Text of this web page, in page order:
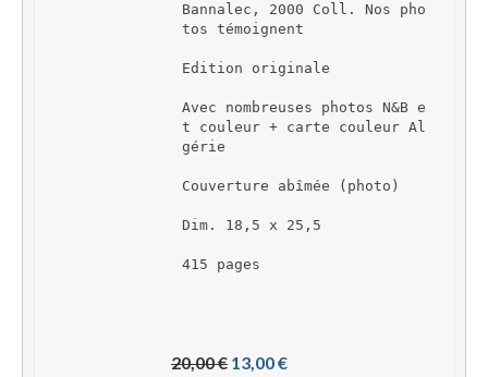
Bannalec, 2000 Coll. Nos pho
tos témoignent
Edition originale
Avec nombreuses photos N&B e
t couleur + carte couleur Al
gérie
Couverture abîmée (photo)
Dim. 18,5 x 25,5
415 pages
20,00 € L
13,00 €L